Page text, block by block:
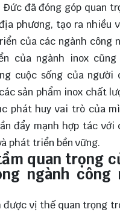
đã đóng góp quan
phương, tạo ra nhiều
của các ngành công
của ngành inox cũng
cuộc sống của người
sản phẩm inox chất
phát huy vai trò của
đẩy mạnh hợp tác với
phát triển bền vững.
quan trọng
ngành công
được vị thế quan trọng